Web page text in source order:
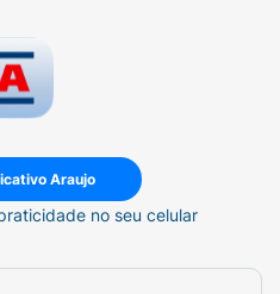
Araujo
no seu celular